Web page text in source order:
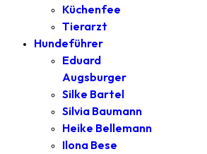
Küchenfee
Tierarzt
Hundeführer
Eduard
Augsburger
Silke Bartel
Silvia Baumann
Heike Bellemann
Ilona Bese